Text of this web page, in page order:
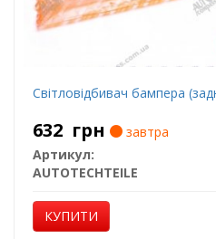
Світловідбивач бампера
632 грн
завтра
Артикул:
AUTOTECHTEILE
КУПИТИ